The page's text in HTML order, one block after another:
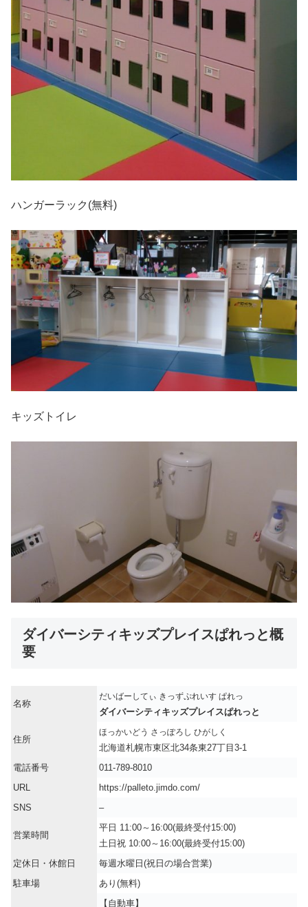
ハンガーラック(無料)
キッズトイレ
ダイバーシティキッズプレイスぱれっと概
要
名称
だいばーしてぃ きっずぷれいす ぱれっ
ダイバーシティキッズプレイスぱれっと
住所
ほっかいどう さっぽろし ひがしく
北海道札幌市東区北34条東27丁目3-1
電話番号
011-789-8010
URL
https://palleto.jimdo.com/
SNS
–
営業時間
平日 11:00～16:00(最終受付15:00)
土日祝 10:00～16:00(最終受付15:00)
定休日・休館日
毎週水曜日(祝日の場合営業)
駐車場
あり(無料)
【自動車】